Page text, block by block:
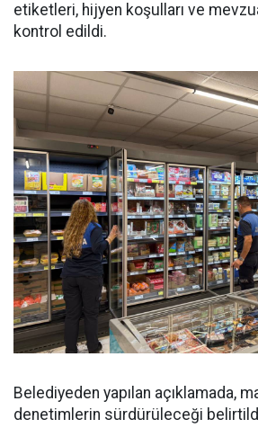
etiketleri, hijyen koşulları ve
kontrol edildi.
Belediyeden yapılan açıklamada,
denetimlerin sürdürüleceği